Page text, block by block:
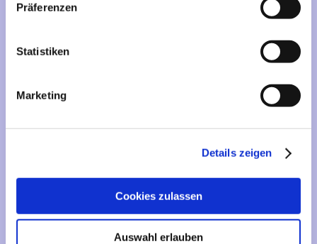
Präferenzen
Statistiken
Marketing
Details zeigen
Cookies zulassen
Auswahl erlauben
Vertrag widerrufen
Informationen
Impressum
Sitemap